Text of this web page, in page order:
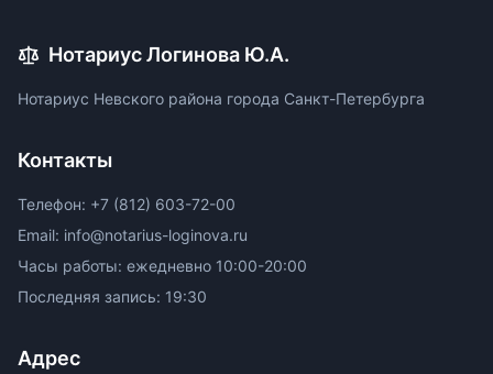
Нотариус Логинова Ю.А.
Нотариус Невского района города Санкт-Петербурга
Контакты
Телефон: +7 (812) 603-72-00
Email: info@notarius-loginova.ru
Часы работы: ежедневно 10:00-20:00
Последняя запись: 19:30
Адрес